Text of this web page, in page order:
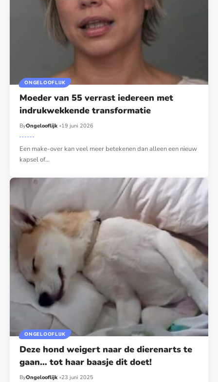
ONGELOOFLIJK
Moeder van 55 verrast iedereen met
indrukwekkende transformatie
ByOngelooflijk 19 juni 2026
Een make-over kan veel meer betekenen dan alleen een nieuw
kapsel of…
ONGELOOFLIJK
Deze hond weigert naar de dierenarts te
gaan… tot haar baasje dit doet!
ByOngelooflijk 23 juni 2025